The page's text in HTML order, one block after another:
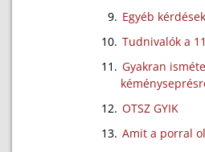
Egyéb
Tudnivalók a
Gyakran
OTSZ GYIK
Amit a porral